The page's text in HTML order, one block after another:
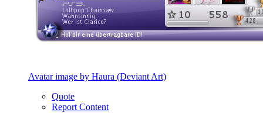
Avatar image by Haura (Deviant Art)
Quote
Report Content